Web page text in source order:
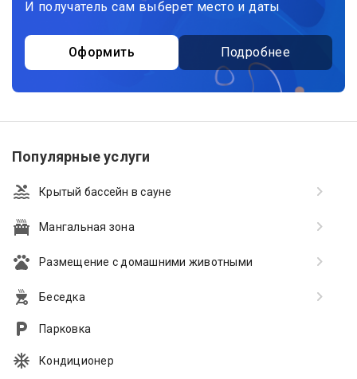
И получатель сам выберет место и даты
Оформить Подробнее
Популярные услуги
Крытый бассейн в сауне
Мангальная зона
Размещение с домашними животными
Беседка
Парковка
Кондиционер